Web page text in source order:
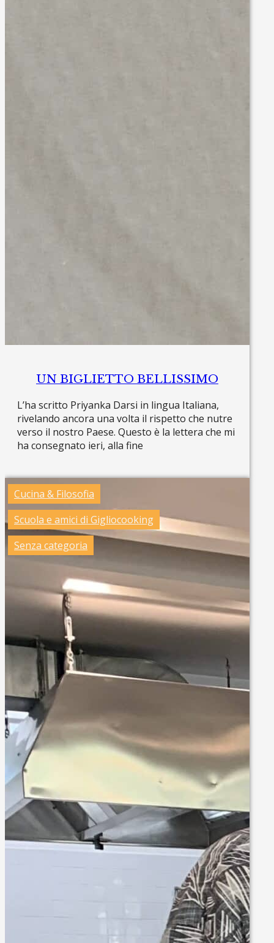
UN BIGLIETTO BELLISSIMO
L’ha scritto Priyanka Darsi in lingua Italiana,
rivelando ancora una volta il rispetto che nutre
verso il nostro Paese. Questo è la lettera che mi
ha consegnato ieri, alla fine
Cucina & Filosofia
Scuola e amici di Gigliocooking
Senza categoria